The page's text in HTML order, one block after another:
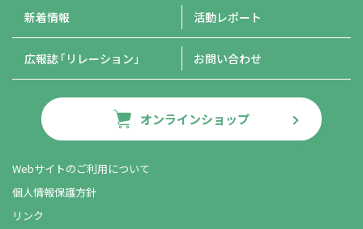
新着情報 活動レポート
広報誌「リレーション」 お問い合わせ
オンラインショップ
Webサイトのご利用について
個人情報保護方針
リンク